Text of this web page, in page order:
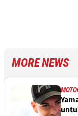
MORE NEWS